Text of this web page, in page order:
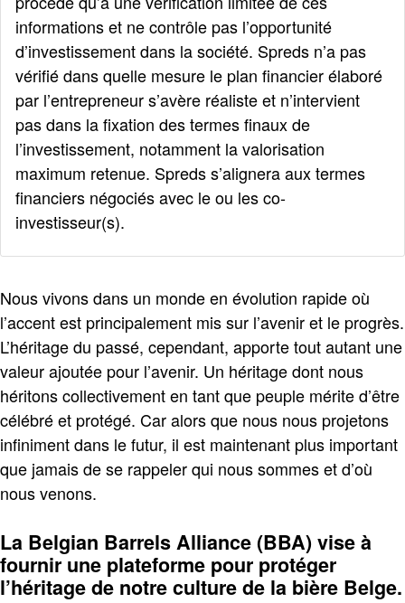
informations et ne contrôle pas l’opportunité
d’investissement dans la société. Spreds n’a pas
vérifié dans quelle mesure le plan financier élaboré
par l’entrepreneur s’avère réaliste et n’intervient
pas dans la fixation des termes finaux de
l’investissement, notamment la valorisation
maximum retenue. Spreds s’alignera aux termes
financiers négociés avec le ou les co-
investisseur(s).
Nous vivons dans un monde en évolution rapide où
l’accent est principalement mis sur l’avenir et le progrès.
L’héritage du passé, cependant, apporte tout autant une
valeur ajoutée pour l’avenir. Un héritage dont nous
héritons collectivement en tant que peuple mérite d’être
célébré et protégé. Car alors que nous nous projetons
infiniment dans le futur, il est maintenant plus important
que jamais de se rappeler qui nous sommes et d’où
nous venons.
La Belgian Barrels Alliance (BBA) vise à
fournir une plateforme pour protéger
l’héritage de notre culture de la bière Belge.